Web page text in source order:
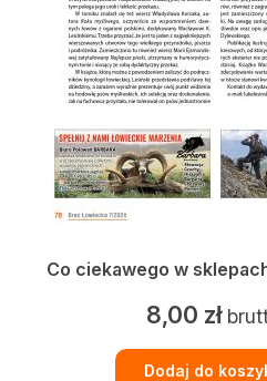
Co ciekawego w
8,00 zł
Dodaj do